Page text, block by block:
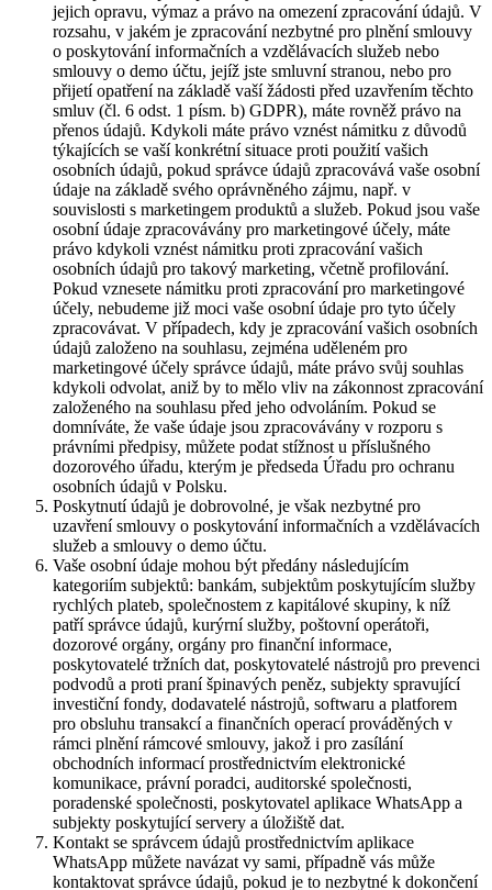
jejich opravu, výmaz a právo na omezení zpracování údajů. V
rozsahu, v jakém je zpracování nezbytné pro plnění smlouvy
o poskytování informačních a vzdělávacích služeb nebo
smlouvy o demo účtu, jejíž jste smluvní stranou, nebo pro
přijetí opatření na základě vaší žádosti před uzavřením těchto
smluv (čl. 6 odst. 1 písm. b) GDPR), máte rovněž právo na
přenos údajů. Kdykoli máte právo vznést námitku z důvodů
týkajících se vaší konkrétní situace proti použití vašich
osobních údajů, pokud správce údajů zpracovává vaše osobní
údaje na základě svého oprávněného zájmu, např. v
souvislosti s marketingem produktů a služeb. Pokud jsou vaše
osobní údaje zpracovávány pro marketingové účely, máte
právo kdykoli vznést námitku proti zpracování vašich
osobních údajů pro takový marketing, včetně profilování.
Pokud vznesete námitku proti zpracování pro marketingové
účely, nebudeme již moci vaše osobní údaje pro tyto účely
zpracovávat. V případech, kdy je zpracování vašich osobních
údajů založeno na souhlasu, zejména uděleném pro
marketingové účely správce údajů, máte právo svůj souhlas
kdykoli odvolat, aniž by to mělo vliv na zákonnost zpracování
založeného na souhlasu před jeho odvoláním. Pokud se
domníváte, že vaše údaje jsou zpracovávány v rozporu s
právními předpisy, můžete podat stížnost u příslušného
dozorového úřadu, kterým je předseda Úřadu pro ochranu
osobních údajů v Polsku.
Poskytnutí údajů je dobrovolné, je však nezbytné pro
uzavření smlouvy o poskytování informačních a vzdělávacích
služeb a smlouvy o demo účtu.
Vaše osobní údaje mohou být předány následujícím
kategoriím subjektů: bankám, subjektům poskytujícím služby
rychlých plateb, společnostem z kapitálové skupiny, k níž
patří správce údajů, kurýrní služby, poštovní operátoři,
dozorové orgány, orgány pro finanční informace,
poskytovatelé tržních dat, poskytovatelé nástrojů pro prevenci
podvodů a proti praní špinavých peněz, subjekty spravující
investiční fondy, dodavatelé nástrojů, softwaru a platforem
pro obsluhu transakcí a finančních operací prováděných v
rámci plnění rámcové smlouvy, jakož i pro zasílání
obchodních informací prostřednictvím elektronické
komunikace, právní poradci, auditorské společnosti,
poradenské společnosti, poskytovatel aplikace WhatsApp a
subjekty poskytující servery a úložiště dat.
Kontakt se správcem údajů prostřednictvím aplikace
WhatsApp můžete navázat vy sami, případně vás může
kontaktovat správce údajů, pokud je to nezbytné k dokončení